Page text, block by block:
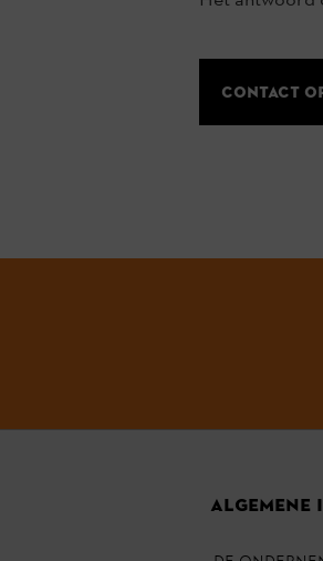
Contact
ALGEMENE